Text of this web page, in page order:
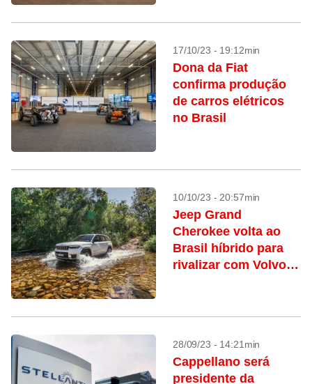
17/10/23 - 19:12min
Dona da Fiat
confirma produção
de carros elétricos
no Brasil
10/10/23 - 20:57min
Jeep Grand
Cherokee volta ao
Brasil híbrido para
rivalizar com Volvo
28/09/23 - 14:21min
Cappellano será
presidente da